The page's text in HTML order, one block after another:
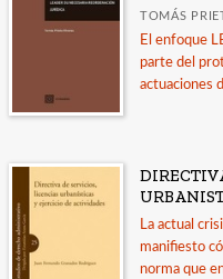
TOMÁS
El enfoque
parte del
actuaciones
La actual
manifiesto
norma que